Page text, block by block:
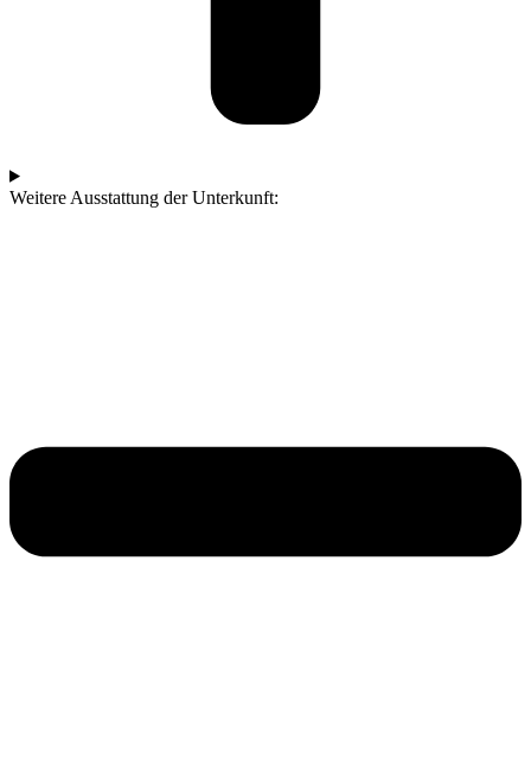
Weitere Ausstattung der Unterkunft: